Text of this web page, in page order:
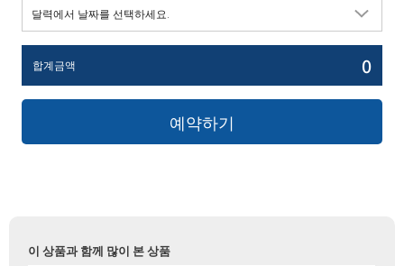
합계금액 0
예약하기
이 상품과 함께 많이 본 상품